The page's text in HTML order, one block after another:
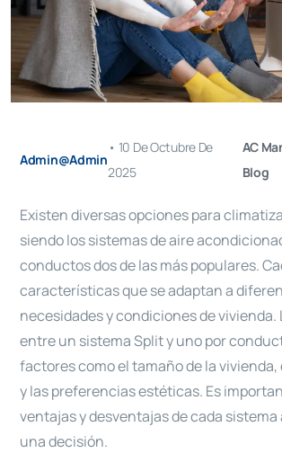
Admin@admin
• 10 De Octubre De
2025
AC
Blog
Existen diversas opciones para
siendo los sistemas de aire
conductos dos de las más populares.
características que se adaptan a
necesidades y condiciones de vivienda.
entre un sistema Split y uno por
factores como el tamaño de la
y las preferencias estéticas. Es
ventajas y desventajas de cada
una decisión.